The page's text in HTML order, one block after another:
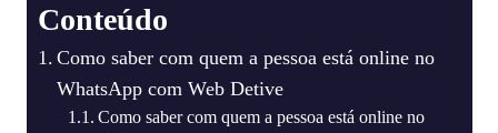
Conteúdo
Como saber com quem a pessoa está online no
WhatsApp com Web Detive
Como saber com quem a pessoa está online no